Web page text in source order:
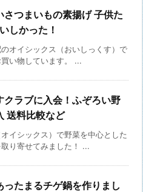
さつまいもの素揚げ 子供た
しかった！
オイシックス（おいしっくす）で
い物しています。 ...
クラブに入会！ふぞろい野
送料比較など
イシックス）で野菜を中心とした
り寄せてみました！ ...
ったまるチゲ鍋を作りまし